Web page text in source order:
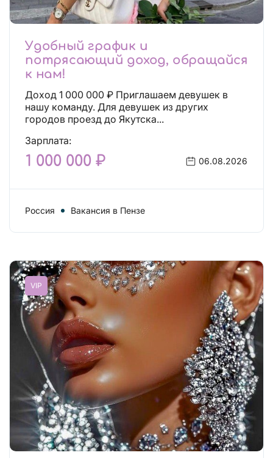
Удобный график и
потрясающий доход, обращайся
к нам!
Доход 1 000 000 ₽ Приглашаем девушек в
нашу команду. Для девушек из других
городов проезд до Якутска...
Зарплата:
1 000 000 ₽ 06.08.2026
Россия Вакансия в Пензе
VIP